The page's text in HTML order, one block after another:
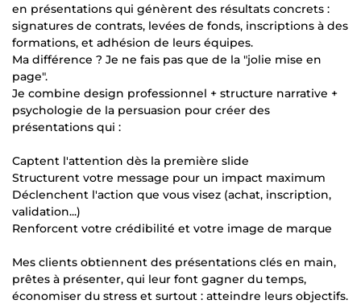
en présentations qui génèrent des résultats concrets :
signatures de contrats, levées de fonds, inscriptions à des
formations, et adhésion de leurs équipes.
Ma différence ? Je ne fais pas que de la "jolie mise en
page".
Je combine design professionnel + structure narrative +
psychologie de la persuasion pour créer des
présentations qui :
Captent l'attention dès la première slide
Structurent votre message pour un impact maximum
Déclenchent l'action que vous visez (achat, inscription,
validation...)
Renforcent votre crédibilité et votre image de marque
Mes clients obtiennent des présentations clés en main,
prêtes à présenter, qui leur font gagner du temps,
économiser du stress et surtout : atteindre leurs objectifs.